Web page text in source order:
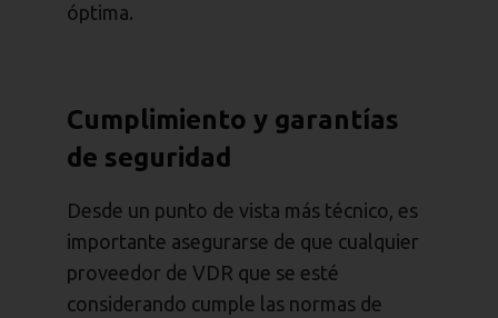
óptima.
Cumplimiento y garantías
de seguridad
Desde un punto de vista más técnico, es
importante asegurarse de que cualquier
proveedor de VDR que se esté
considerando cumple las normas de